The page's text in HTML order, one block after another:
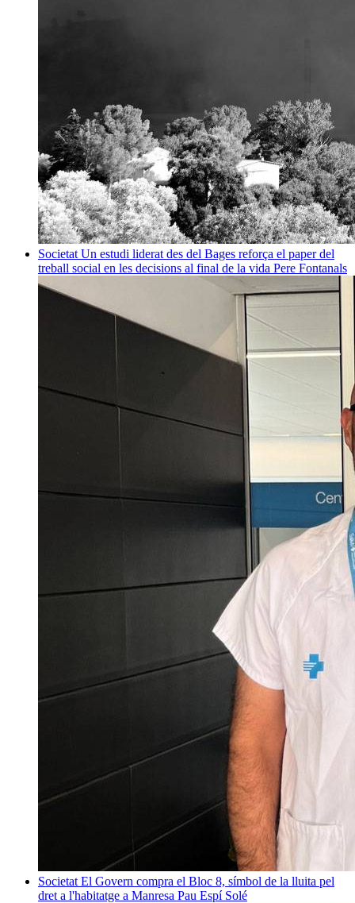
Societat Un estudi liderat des del Bages reforça el paper del
treball social en les decisions al final de la vida Pere Fontanals
Societat El Govern compra el Bloc 8, símbol de la lluita pel
dret a l'habitatge a Manresa Pau Espí Solé